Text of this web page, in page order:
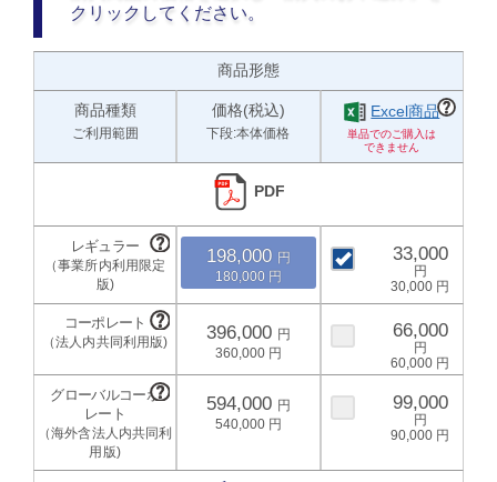
クリックしてください。
商品形態
商品種類
ご利用範囲
価格(税込)
下段:本体価格
Excel商品
PDF
198,000
180,000
33,000
30,000
396,000
360,000
66,000
60,000
594,000
540,000
99,000
90,000